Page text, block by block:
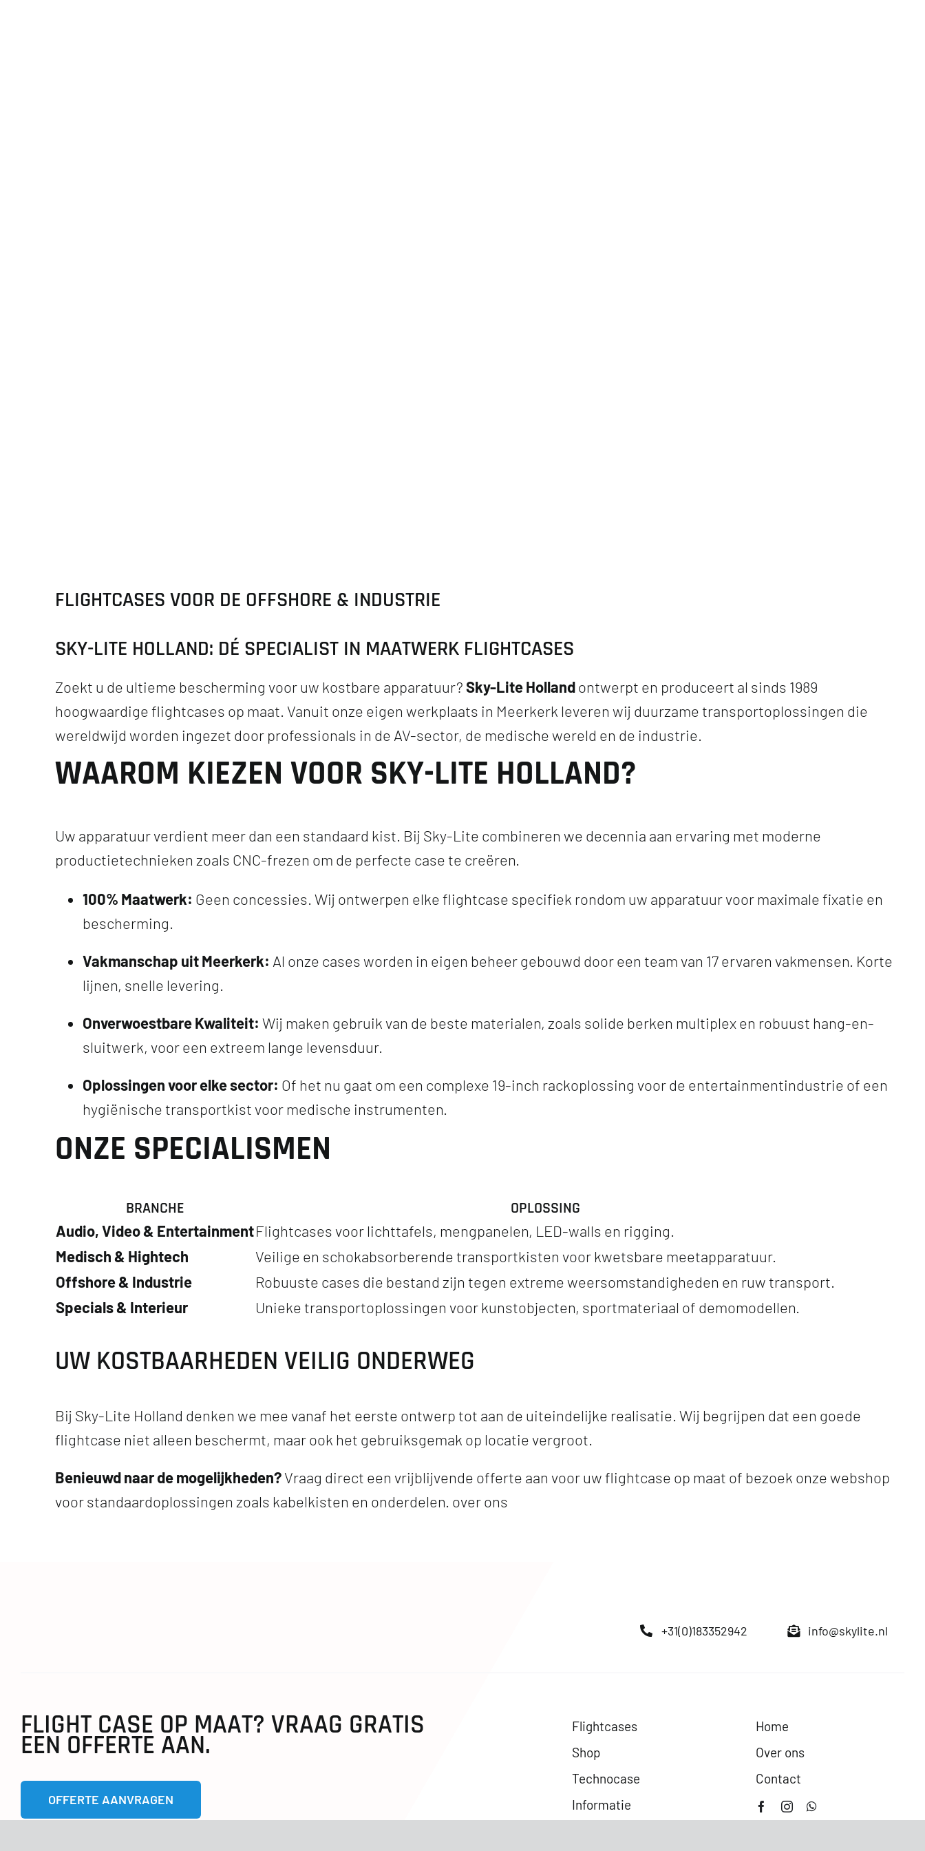
FLIGHTCASES VOOR DE OFFSHORE & INDUSTRIE
SKY-LITE HOLLAND: DÉ SPECIALIST IN MAATWERK FLIGHTCASES
Zoekt u de ultieme bescherming voor uw kostbare apparatuur?Sky-Lite Hollandontwerpt en produceert al sinds 1989
hoogwaardige flightcases op maat. Vanuit onze eigen werkplaats in Meerkerk leveren wij duurzame transportoplossingen die
wereldwijd worden ingezet door professionals in de AV-sector, de medische wereld en de industrie.
WAAROM KIEZEN VOOR SKY-LITE HOLLAND?
Uw apparatuur verdient meer dan een standaard kist. Bij Sky-Lite combineren we decennia aan ervaring met moderne
productietechnieken zoals CNC-frezen om de perfecte case te creëren.
100% Maatwerk: Geen concessies. Wij ontwerpen elke flightcase specifiek rondom uw apparatuur voor maximale fixatie en
bescherming.
Vakmanschap uit Meerkerk: Al onze cases worden in eigen beheer gebouwd door een team van 17 ervaren vakmensen. Korte
lijnen, snelle levering.
Onverwoestbare Kwaliteit: Wij maken gebruik van de beste materialen, zoals solide berken multiplex en robuust hang-en-
sluitwerk, voor een extreem lange levensduur.
Oplossingen voor elke sector: Of het nu gaat om een complexe 19-inch rackoplossing voor de entertainmentindustrie of een
hygiënische transportkist voor medische instrumenten.
ONZE SPECIALISMEN
BRANCHE OPLOSSING
Audio, Video & EntertainmentFlightcases voor lichttafels, mengpanelen, LED-walls en rigging.
Medisch & Hightech
Veilige en schokabsorberende transportkisten voor kwetsbare meetapparatuur.
Offshore & Industrie
Robuuste cases die bestand zijn tegen extreme weersomstandigheden en ruw transport.
Specials & Interieur
Unieke transportoplossingen voor kunstobjecten, sportmateriaal of demomodellen.
UW KOSTBAARHEDEN VEILIG ONDERWEG
Bij Sky-Lite Holland denken we mee vanaf het eerste ontwerp tot aan de uiteindelijke realisatie. Wij begrijpen dat een goede
flightcase niet alleen beschermt, maar ook het gebruiksgemak op locatie vergroot.
Benieuwd naar de mogelijkheden?Vraag direct een vrijblijvende offerte aan voor uw flightcase op maat of bezoek onze webshop
voor standaardoplossingen zoals kabelkisten en onderdelen. over ons
+31(0)183352942 info@skylite.nl
FLIGHT CASE OP MAAT? VRAAG GRATIS
EEN OFFERTE AAN.
OFFERTE AANVRAGEN
Flightcases
Shop
Technocase
Informatie
Home
Over ons
Contact